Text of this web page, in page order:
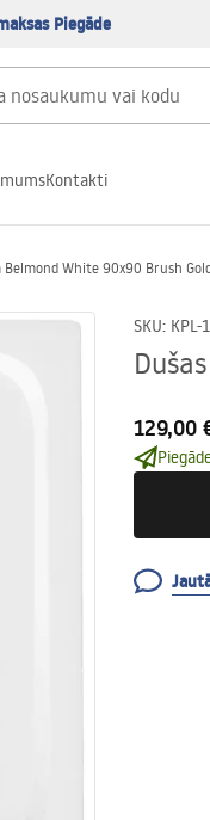
Piegāde
Kontakti
Belmond White 90x90 Brush
SKU: KPL-
129,00